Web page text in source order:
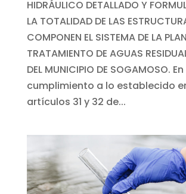
HIDRÁULICO DETALLADO Y
LA TOTALIDAD DE LAS
COMPONEN EL SISTEMA DE LA
TRATAMIENTO DE AGUAS
DEL MUNICIPIO DE SOGAMOSO. En
cumplimiento a lo establecido
artículos 31 y 32 de...